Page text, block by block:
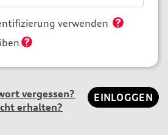
verwenden
vergessen?
erhalten?